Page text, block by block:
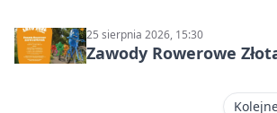
25 sierpnia 2026, 15:30
Zawody Rowerowe